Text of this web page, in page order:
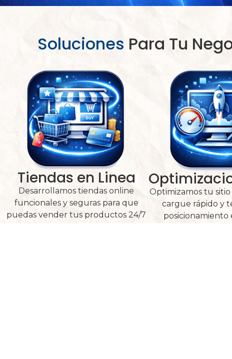
Soluciones Para Tu
Tiendas en Linea
Desarrollamos tiendas online
funcionales y seguras para que
puedas vender tus productos 24/7
Optimizamos tu
cargue rápido y
posicionamiento